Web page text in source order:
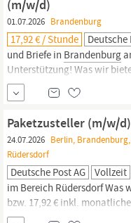
(m/w/d)
01.07.2026 Brandenburg
17,92 € / Stunde Deutsche
und Briefe in Brandenburg
Unterstützung! Was wir
50% Weihnachtsgeld
Du kannst ab sofort
6 Monaten Probezeit
Paketzusteller (m/w/
24.07.2026 Berlin,
Rüdersdorf
Deutsche Post AG Vollzeit
im Bereich Rüdersdorf Was
bzw. 17,92 € inkl.
Monatsgehalt Weitere 50%